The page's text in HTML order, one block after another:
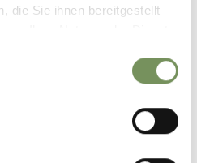
die Sie ihnen bereitgestellt